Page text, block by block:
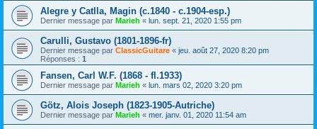
Alegre y Catlla, Magin (c.1840 - c.1904-esp.)
Dernier message par Marieh « lun. sept. 21, 2020 1:55 pm
Carulli, Gustavo (1801-1896-fr)
Dernier message par ClassicGuitare « jeu. août 27, 2020 8:20 pm
Réponses : 1
Fansen, Carl W.F. (1868 - fl.1933)
Dernier message par Marieh « lun. mars 02, 2020 3:20 pm
Götz, Alois Joseph (1823-1905-Autriche)
Dernier message par Marieh « mer. janv. 01, 2020 11:54 am